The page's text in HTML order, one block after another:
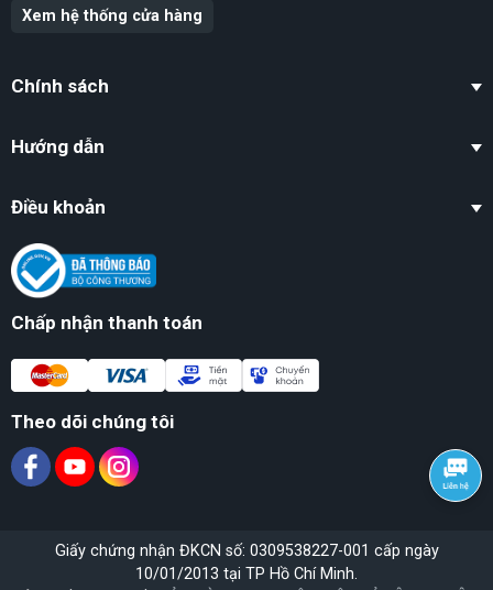
Xem hệ thống cửa hàng
Chính sách
Hướng dẫn
Điều khoản
Chấp nhận thanh toán
Theo dõi chúng tôi
Giấy chứng nhận ĐKCN số: 0309538227-001 cấp ngày
10/01/2013 tại TP Hồ Chí Minh.